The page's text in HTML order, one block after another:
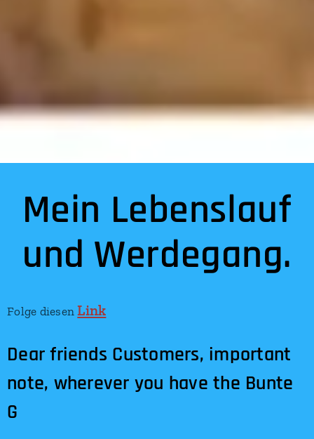
Mein Lebenslauf
und Werdegang.
Folge diesenLink
Dear friends Customers, important
note, wherever you have the Bunte
G